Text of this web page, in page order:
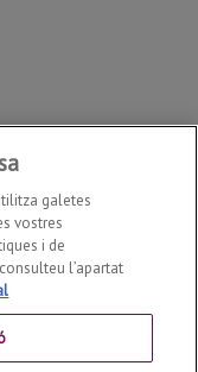
©
galetes
vostres
i de
l’apartat